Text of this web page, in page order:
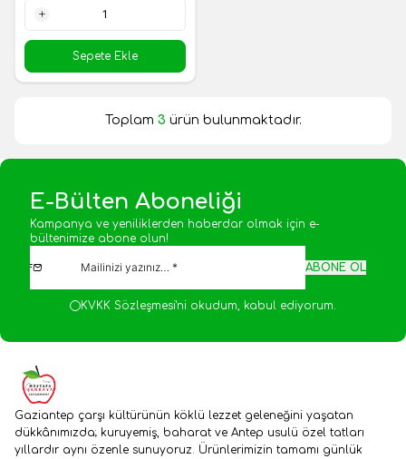
Sepete Ekle
Toplam 3 ürün bulunmaktadır.
E-Bülten Aboneliği
Kampanya ve yeniliklerden haberdar olmak için e-
bültenimize abone olun!
ABONE OL
KVKK Sözleşmesi'niokudum, kabul ediyorum.
Gaziantep çarşı kültürünün köklü lezzet geleneğini yaşatan
dükkânımızda; kuruyemiş, baharat ve Antep usulü özel tatları
yıllardır aynı özenle sunuyoruz. Ürünlerimizin tamamı günlük